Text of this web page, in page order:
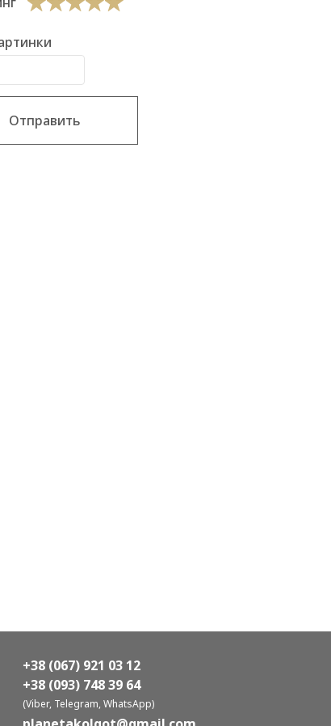
Отправить
+38 (067) 921 03 12
+38 (093) 748 39 64
(Viber, Telegram, WhatsApp)